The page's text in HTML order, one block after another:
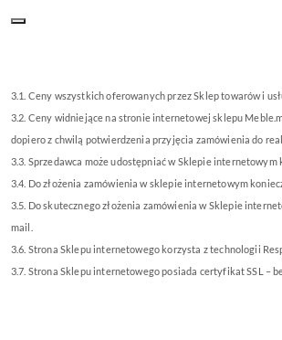
3.1. Ceny wszystkich oferowanych przez Sklep towarów i
3.2. Ceny widniejące na stronie internetowej sklepu
dopiero z chwilą potwierdzenia przyjęcia zamówienia do
3.3. Sprzedawca może udostępniać w Sklepie
3.4. Do złożenia zamówienia w sklepie internetowym
3.5. Do skutecznego złożenia zamówienia w Sklepie
mail.
3.6. Strona Sklepu internetowego korzysta z technologii
3.7. Strona Sklepu internetowego posiada certyfikat SSL –